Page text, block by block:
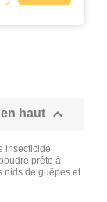
haut 
insecticide
prête à
nids de guêpes et